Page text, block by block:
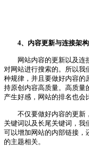
4、内容更新与连接架构
网站内容的更新以及连
对网站进行搜索的。所以我
种规律，并且要做好内容的
持原创内容高质量。高质量
产生好感，网站的排名也会
不仅要做好内容的更新
关键词以及长尾关键词，我
可以增加网站的内部链接，
的主题相关。